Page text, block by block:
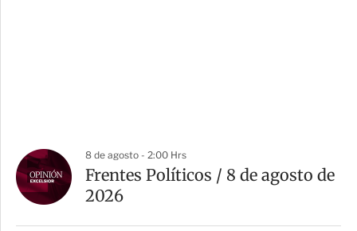
8 de agosto - 2:00 Hrs
Frentes Políticos / 8 de agosto de
2026